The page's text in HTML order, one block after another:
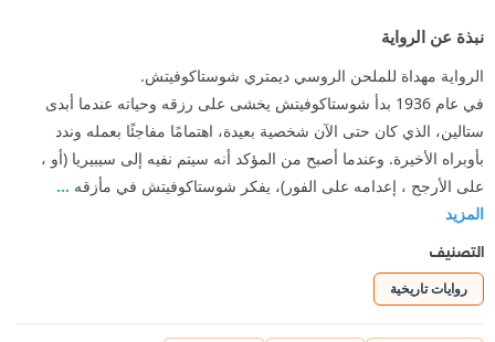
نبذة عن الرواية
الرواية مهداة للملحن الروسي ديمتري شوستاكوفيتش.
في عام 1936 بدأ شوستاكوفيتش يخشى على رزقه وحياته عندما أبدى
ستالين، الذي كان حتى الآن شخصية بعيدة، اهتمامًا مفاجئًا بعمله وندد
بأوبراه الأخيرة. وعندما أصبح من المؤكد أنه سيتم نفيه إلى سيبيريا (أو ،
على الأرجح ، إعدامه على الفور)، يفكر شوستاكوفيتش في مأزقه ...
المزيد
التصنيف
روايات تاريخية